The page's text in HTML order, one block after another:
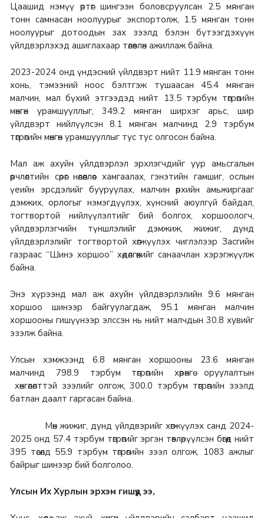
Цаашид нэмүү өртөг шингээн боловсруулсан 2.5 мянган
тонн самнасан ноолуурыг экспортолж, 1.5 мянган тонн
ноолуурыг дотоодын зах зээлд бэлэн бүтээгдэхүүн
үйлдвэрлэхэд ашиглахаар төлөвлөн ажиллаж байна.
2023-2024 онд үндэсний үйлдвэрт нийт 11.9 мянган тонн
хонь, тэмээний ноос бэлтгэж тушаасан 45.4 мянган
малчин, мал бүхий этгээдэд нийт 13.5 тэрбум төгрөгийн
мөнгөн урамшууллыг, 349.2 мянган ширхэг арьс, шир
үйлдвэрт нийлүүлсэн 8.1 мянган малчинд 2.9 тэрбум
төгрөгийн мөнгөн урамшууллыг тус тус олгосон байна.
Мал аж ахуйн үйлдвэрлэл эрхлэгчдийг уур амьсгалын
өөрчлөлтийн сөрөг нөлөөллөөс хамгаалах, гэнэтийн гамшиг, ослын
үеийн эрсдэлийг бууруулах, малчин өрхийн амьжиргааг
дэмжих, орлогыг нэмэгдүүлэх, хүнсний аюулгүй байдал,
тогтвортой нийлүүлэлтийг бий болгох, хоршоологч,
үйлдвэрлэгчийн түншлэлийг дэмжиж, жижиг, дунд
үйлдвэрлэлийг тогтвортой хөгжүүлэх чиглэлээр Засгийн
газраас “Шинэ хоршоо” хөдөлгөөнийг санаачлан хэрэгжүүлж
байна.
Энэ хүрээнд мал аж ахуйн үйлдвэрлэлийн 9.6 мянган
хоршоо шинээр байгуулагдаж, 95.1 мянган малчин
хоршооны гишүүнээр элссэн нь нийт малчдын 30.8 хувийг
эзэлж байна.
Улсын хэмжээнд 6.8 мянган хоршооны 23.6 мянган
малчинд 798.9 тэрбум төгрөгийн хөрөнгө оруулалтын
хөнгөлөлттэй зээлийг олгож, 300.0 тэрбум төгрөгийн зээлд
батлан даалт гаргасан байна.
Мөн жижиг, дунд үйлдвэрийг хөгжүүлэх санд 2024-
2025 онд 57.4 тэрбум төгрөгийг эргэн төвлөрүүлсэн бөгөөд нийт
395 төсөлд 55.9 тэрбум төгрөгийн зээл олгож, 1083 ажлыг
байрыг шинээр бий болголоо.
Улсын Их Хурлын эрхэм гишүүд ээ,